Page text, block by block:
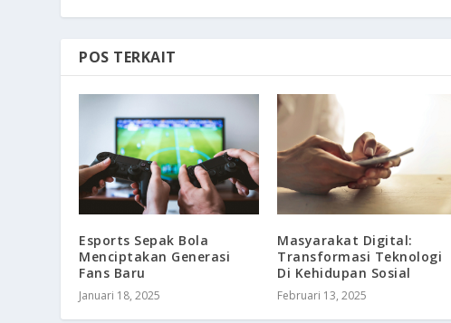
POS TERKAIT
Esports Sepak Bola
Menciptakan Generasi
Fans Baru
Januari 18, 2025
Masyarakat Digital:
Transformasi Teknologi
Di Kehidupan Sosial
Februari 13, 2025